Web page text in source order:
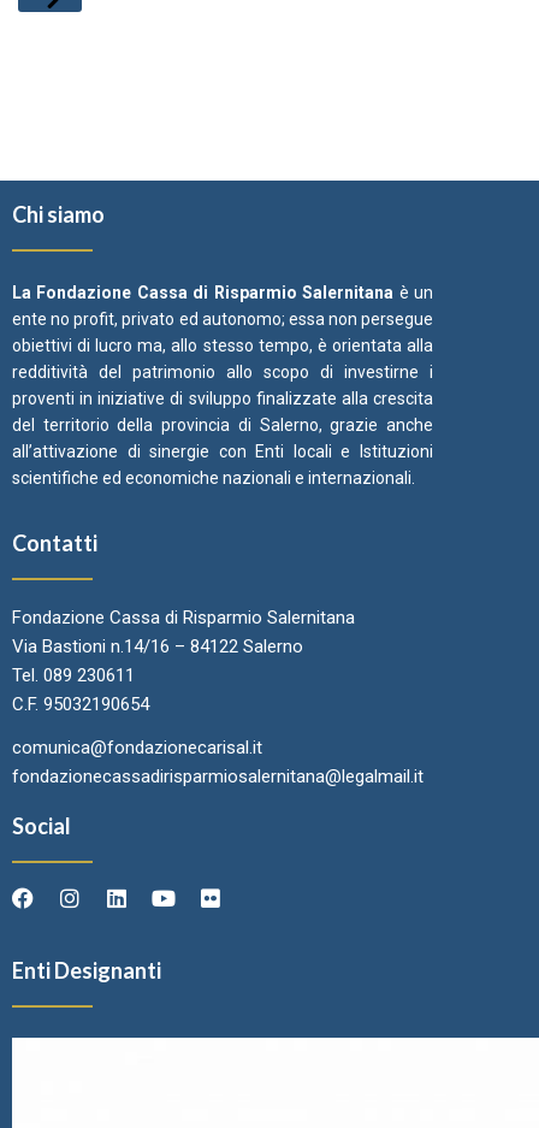
Chi siamo
La Fondazione Cassa di Risparmio Salernitana è un
ente no profit, privato ed autonomo; essa non persegue
obiettivi di lucro ma, allo stesso tempo, è orientata alla
redditività del patrimonio allo scopo di investirne i
proventi in iniziative di sviluppo finalizzate alla crescita
del territorio della provincia di Salerno, grazie anche
all’attivazione di sinergie con Enti locali e Istituzioni
scientifiche ed economiche nazionali e internazionali.
Contatti
Fondazione Cassa di Risparmio Salernitana
Via Bastioni n.14/16 – 84122 Salerno
Tel. 089 230611
C.F. 95032190654
comunica@fondazionecarisal.it
fondazionecassadirisparmiosalernitana@legalmail.it
Social
Enti Designanti